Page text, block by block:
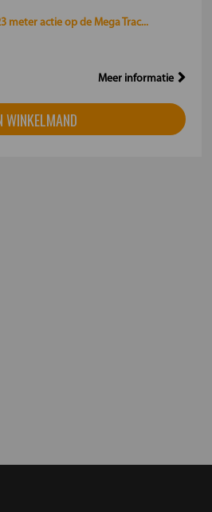
meter actie op de Mega Trac...
Meer informatie
WINKELMAND